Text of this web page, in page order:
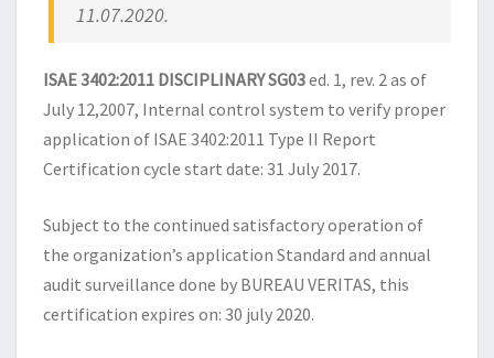
11.07.2020.
ISAE 3402:2011 DISCIPLINARY SG03ed. 1, rev. 2 as of
July 12,2007, Internal control system to verify proper
application of ISAE 3402:2011 Type II Report
Certification cycle start date: 31 July 2017.
Subject to the continued satisfactory operation of
the organization’s application Standard and annual
audit surveillance done by BUREAU VERITAS, this
certification expires on: 30 july 2020.